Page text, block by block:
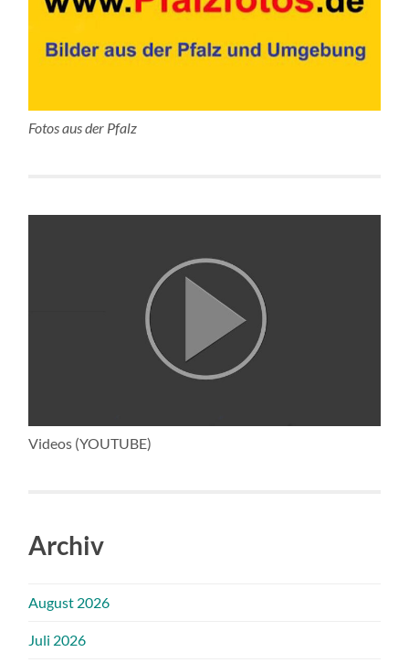
Fotos aus der Pfalz
Videos (YOUTUBE)
Archiv
August 2026
Juli 2026